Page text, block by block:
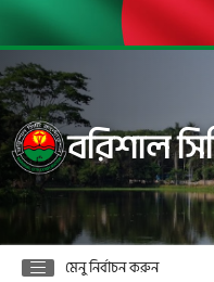
বরিশাল
মেনু নির্বাচন করুন